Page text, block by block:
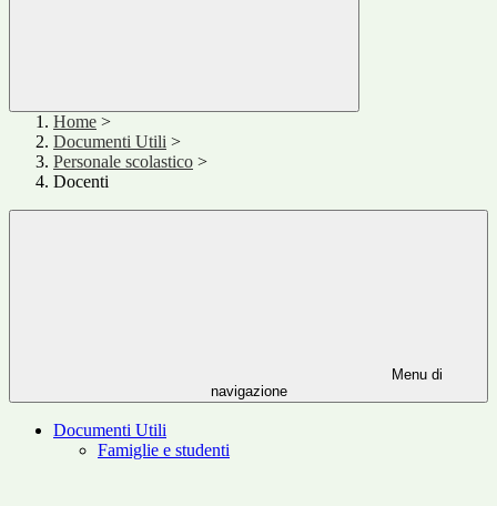
Home >
Documenti Utili >
Personale scolastico >
Docenti
Menu di
navigazione
Documenti Utili
Famiglie e studenti